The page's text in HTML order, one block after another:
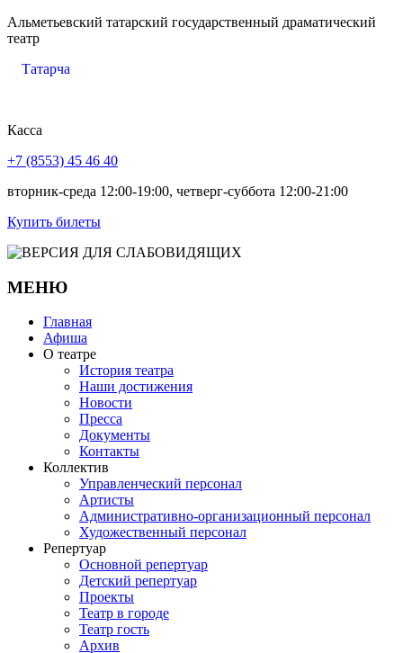
Альметьевский татарский государственный драматический
театр
Татарча
Касса
+7 (8553) 45 46 40
вторник-среда 12:00-19:00, четверг-суббота 12:00-21:00
Купить билеты
МЕНЮ
Главная
Афиша
О театре
История театра
Наши достижения
Новости
Пресса
Документы
Контакты
Коллектив
Управленческий персонал
Артисты
Административно-организационный персонал
Художественный персонал
Репертуар
Основной репертуар
Детский репертуар
Проекты
Театр в городе
Театр гость
Архив